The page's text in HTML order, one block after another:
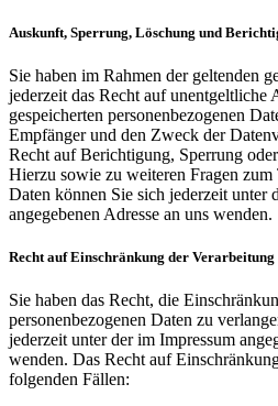
Auskunft, Sperrung, Löschung und
Sie haben im Rahmen der geltenden
jederzeit das Recht auf unentgeltliche
gespeicherten personenbezogenen
Empfänger und den Zweck der
Recht auf Berichtigung, Sperrung
Hierzu sowie zu weiteren Fragen zum
Daten können Sie sich jederzeit unter
angegebenen Adresse an uns wenden.
Recht auf Einschränkung der Verarbeitung
Sie haben das Recht, die
personenbezogenen Daten zu
jederzeit unter der im Impressum
wenden. Das Recht auf
folgenden Fällen: